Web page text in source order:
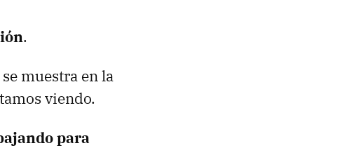
.
muestra en la
viendo.
para